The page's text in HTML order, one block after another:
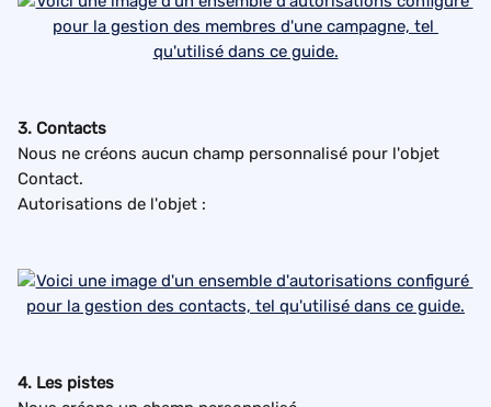
3. Contacts
Nous ne créons aucun champ personnalisé pour l'objet
Contact.
Autorisations de l'objet :
4. Les pistes